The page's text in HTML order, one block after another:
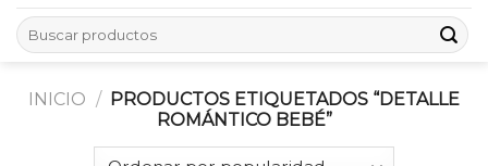
Buscar
por:
INICIO / PRODUCTOS ETIQUETADOS “DETALLE
ROMÁNTICO BEBÉ”